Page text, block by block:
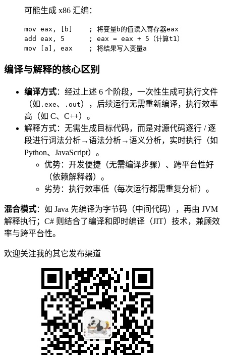
可能生成 x86 汇编：
mov eax, [b]    ; 将变量b的值读入寄存器eax
add eax, 5      ; eax = eax + 5（计算t1）
mov [a], eax    ; 将结果写入变量a
编译与解释的核心区别
编译方式：经过上述 6 个阶段，一次性生成可执行文件
（如 .exe、 .out），后续运行无需重新编译，执行效率
高（如 C、C++）。
解释方式：无需生成目标代码，而是对源代码逐行 / 逐
段进行词法分析→语法分析→语义分析，实时执行（如
Python、JavaScript）。
优势：开发便捷（无需编译步骤）、跨平台性好
（依赖解释器）。
劣势：执行效率低（每次运行都需重复分析）。
混合模式：如 Java 先编译为字节码（中间代码），再由 JVM
解释执行；C# 则结合了编译和即时编译（JIT）技术，兼顾效
率与跨平台性。
欢迎关注我的其它发布渠道